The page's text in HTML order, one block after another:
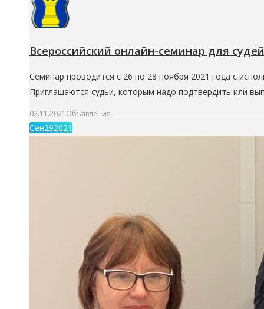
Всероссийский онлайн-семинар для судей
Семинар проводится с 26 по 28 ноября 2021 года с
Приглашаются судьи, которым надо подтвердить или
02.11.2021 Объявления
Сен292021